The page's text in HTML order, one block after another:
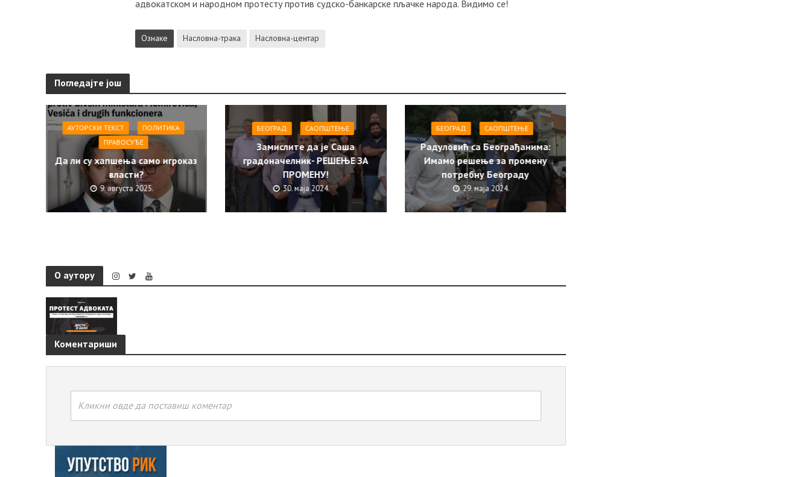
адвокатском и народном протесту против судско-банкарске пљачке народа. Видимо се!
Ознаке Насловна-трака Насловна-центар
Погледајте још
АУТОРСКИ ТЕКСТ
ПОЛИТИКА
ПРАВОСУЂЕ
Да ли су хапшења само игроказ
власти?
9. августа 2025.
БЕОГРАД САОПШТЕЊE
Замислите да је Саша
градоначелник- РЕШЕЊЕ ЗА
ПРОМЕНУ!
30. маја 2024.
БЕОГРАД САОПШТЕЊE
Радуловић са Београђанима:
Имамо решење за промену
потребну Београду
29. маја 2024.
О аутору
Коментариши
Кликни овде да поставиш коментар